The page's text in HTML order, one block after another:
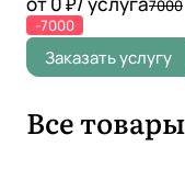
7000
-7000
Заказать услугу
Все